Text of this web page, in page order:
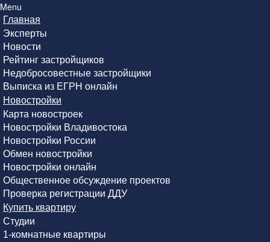
Menu
Главная
Эксперты
Новости
Рейтинг застройщиков
Недобросовестные застройщики
Выписка из ЕГРН онлайн
Новостройки
Карта новостроек
Новостройки Владивостока
Новостройки России
Обмен новостройки
Новостройки онлайн
Общественное обсуждение проектов
Проверка регистрации ДДУ
Купить квартиру
Студии
1-комнатные квартиры